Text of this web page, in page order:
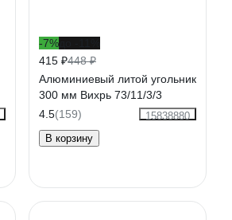
-7%
415 ₽448 ₽
Алюминиевый литой угольник
300 мм Вихрь 73/11/3/3
4.5(159)
15838880
В корзину